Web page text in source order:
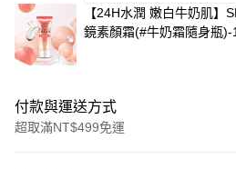
【24H水潤 嫩白牛奶肌】SHILLS舒
鏡素顏霜(#牛奶霜隨身瓶)-
付款與運送方式
超取滿NT$499免運